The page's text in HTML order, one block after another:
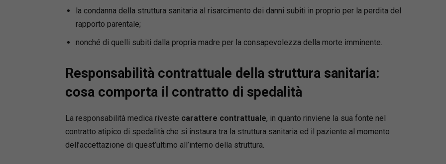
supportare il professionista nella valutazione dei
Perché acquistarlo
dall’applicazione della Tabella Unica Nazionale e
sanitarie, disporre di un quadro aggiornato è essenziale
sicurezza le controversie in materia di responsabilità
medica.
Questo volume consente di accedere in un’unica opera
la condanna della struttura sanitaria al risarcimento dei danni subiti in proprio per la perdita del
rapporto parentale;
nonché di quelli subiti dalla propria madre per la consapevolezza della morte imminente.
Responsabilità contrattuale della struttura sanitaria:
cosa comporta il contratto di spedalità
La responsabilità medica riveste carattere contrattuale, in quanto rinviene la sua fonte nel
contratto atipico di spedalità che si instaura tra la struttura sanitaria ed il paziente al momento
dell’accettazione di quest’ultimo all’interno della struttura.